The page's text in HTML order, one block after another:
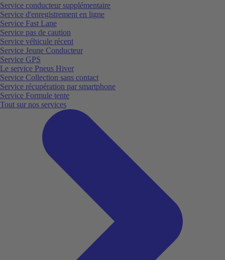
Service conducteur supplémentaire
Service d'enregistrement en ligne
Service Fast Lane
Service pas de caution
Service véhicule récent
Service Jeune Conducteur
Service GPS
Le service Pneus Hiver
Service Collection sans contact
Service récupération par smartphone
Service Formule tente
Tout sur nos services